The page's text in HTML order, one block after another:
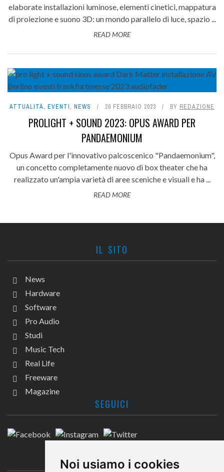
Noi usiamo i cookies
elaborate installazioni luminose, elementi cinetici, mappatura
di proiezione e suono 3D: un mondo parallelo di luce, spazio ...
READ MORE
ATTUALITÀ, EVENTI, NEWS 20 FEBBRAIO 2023 BY REDAZIONE
PROLIGHT + SOUND 2023: OPUS AWARD PER
PANDAEMONIUM
Opus Award per l'innovativo palcoscenico "Pandaemonium",
un concetto completamente nuovo di box theater che ha
realizzato un'ampia varietà di aree sceniche e visuali e ha ...
READ MORE
IL SITO
News
Hardware
Software
Pro Audio
Studi
Music Tech
Real Life
Freeware
Magazine
SEGUICI
CONTATTACI